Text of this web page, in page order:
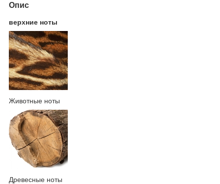
Опис
верхние ноты
Животные ноты
Древесные ноты